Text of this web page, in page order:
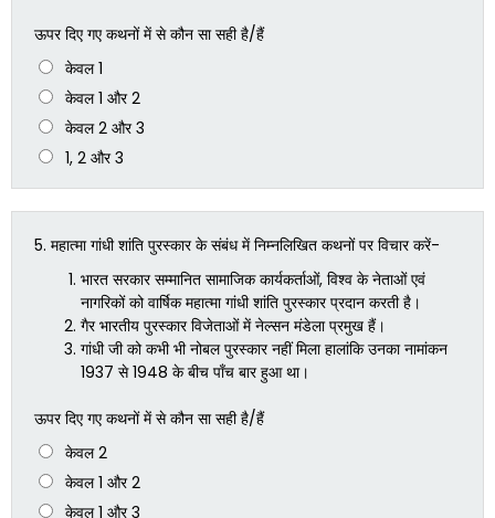
ऊपर दिए गए कथनों में से कौन सा सही है/हैं
केवल 1
केवल 1 और 2
केवल 2 और 3
1, 2 और 3
5. महात्मा गांधी शांति पुरस्कार के संबंध में निम्नलिखित कथनों पर विचार करें-
भारत सरकार सम्मानित सामाजिक कार्यकर्ताओं, विश्व के नेताओं एवं
नागरिकों को वार्षिक महात्मा गांधी शांति पुरस्कार प्रदान करती है।
गैर भारतीय पुरस्कार विजेताओं में नेल्सन मंडेला प्रमुख हैं।
गांधी जी को कभी भी नोबल पुरस्कार नहीं मिला हालांकि उनका नामांकन
1937 से 1948 के बीच पाँच बार हुआ था।
ऊपर दिए गए कथनों में से कौन सा सही है/हैं
केवल 2
केवल 1 और 2
केवल 1 और 3